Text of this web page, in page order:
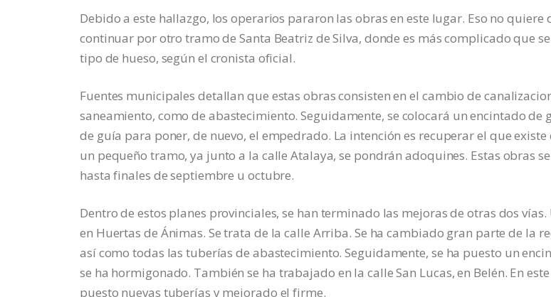
Debido a este hallazgo, los operarios pararon las obras en este lugar. Eso no quiere
continuar por otro tramo de Santa Beatriz de Silva, donde es más complicado que
tipo de hueso, según el cronista oficial.
Fuentes municipales detallan que estas obras consisten en el cambio de
saneamiento, como de abastecimiento. Seguidamente, se colocará un encintado de
de guía para poner, de nuevo, el empedrado. La intención es recuperar el que
un pequeño tramo, ya junto a la calle Atalaya, se pondrán adoquines. Estas obras
hasta finales de septiembre u octubre.
Dentro de estos planes provinciales, se han terminado las mejoras de otras dos vías.
en Huertas de Ánimas. Se trata de la calle Arriba. Se ha cambiado gran parte de la
así como todas las tuberías de abastecimiento. Seguidamente, se ha puesto un
se ha hormigonado. También se ha trabajado en la calle San Lucas, en Belén. En este
puesto nuevas tuberías y mejorado el firme.